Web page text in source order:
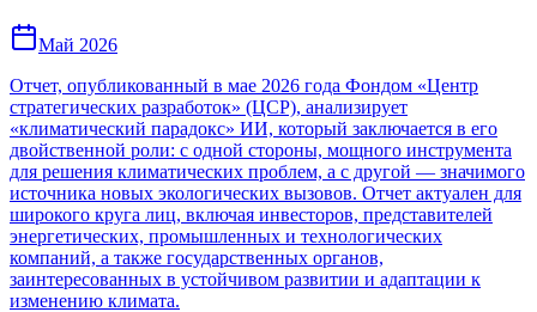
Май 2026
Отчет, опубликованный в мае 2026 года Фондом «Центр
стратегических разработок» (ЦСР), анализирует
«климатический парадокс» ИИ, который заключается в его
двойственной роли: с одной стороны, мощного инструмента
для решения климатических проблем, а с другой — значимого
источника новых экологических вызовов. Отчет актуален для
широкого круга лиц, включая инвесторов, представителей
энергетических, промышленных и технологических
компаний, а также государственных органов,
заинтересованных в устойчивом развитии и адаптации к
изменению климата.